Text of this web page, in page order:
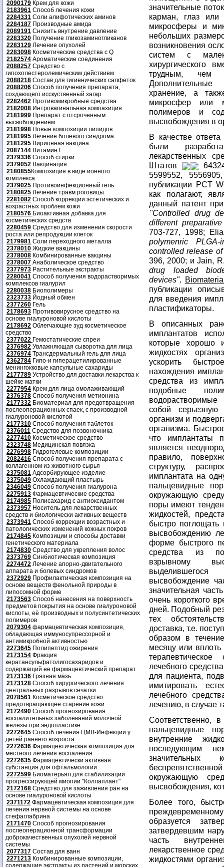
2090179 Крем для кожи
2183961 Способ лечения кожи
2284331 Соли алифотических аминов
2284187 Производные амида
2089191 Снизить внутрение давление
2283320 Получение гликозаминогликанов
2283129 Лечение опухолей
2283098 Косметические средства с Q
2182574 Ароматические соединения
2088257 Средство с
гипохолестеролемическим действием
2088218 Состав для гигиенических салфеток
2088206 Способ получения препарата,
создающего исскуственный загар
2282462 Противомикробные средства
2182008 Интровагинальная компазиция
2181999 Препарат с отсроченным
высвобождением
2181998 Новые композиции липидов
2181995 Лечение болевого синдрома
2181295 Вирионная вакцина
2087144 Витамин Е
2379336 Способ стирки
2379052 Вакцинация
2180855Композиция в виде ионного
комплекса
2379025 Противоинфекционный гель
2180825 Лечение травм роговицы
2281082 Способ коррекции эстетических и
возрастных проблем кожи
2180576 Биоактивная добавка для
косметических средств
2280459 Средство для изменения скорости
роста или репродукции клеток
2179981 Соли переходного металла
2378010 Жидкие вакцины
2378008 Комбинированные вакцины
2378007 Анаболическое средство
2377973 Растительные экстракты
2280041 Способ получения водорастворимых
комплексов гиалурил
2280038 Биополимеры
2323733 Йодный обмен
2377260 Гель
2178693 Противовирусное средство на
основе гиалуроновой кислоты
2178692 Облегчающие зуд косметическое
средство
2377022 Гемостатические спреи
2376982 Увлажняющая сыворотка для лица
2376974 Трансдермальный гель для лица
2362784 Гипо-и гиперацетилированные
менингокковые капсульные сахариды
2177789 Устройство для доставки лекарства к
шейке матки
2277954 Крем для лица омолаживающий
2376378 Способ получения метионина
2177332 Биоматериал для предотвращения
послеоперационных спаек, с производной
гиалуроновой кислотой
2177310 Способ получения таблеток
2376011 Средство для позвоночника
2277410 Косметическое средство
2323748 Медицинская повязка
2276998 Гидрогелевые композиции
2082416 Способ получения препарата с
коллагенном из животного сырья
2375081 Адсорбирующее изделие
2375049 Охлаждающий пластырь
2346049 Способ получения гиалурона
2275913 Фармацевтические средства
2174985 Полисахарид с антиоксидантом
2373957 Носитель для лекарственных
средств и биологически активных веществ
2373941 Способ коррекции возрастных и
патологических изменений кожных покров
2174845 Композиции и способы доставки
генетического материала
2174830 Средство для укрепления волос
2373769 Синбиотическая композиция
2274472 Лечение апорно-двигательного
аппарата и болевых синдромов
2372929 Профилактическая композиция на
основе веществ фенольной природы в
липосомной форме
2173563 Способ нанесения на поверхность
предметов покрытия на основе гиалуроновой
кислоты, её производных и полусинтетических
полимеров
2079304 фармацевтическая композиция,
обладающая иммуносупрессорной и
антимикробной активностью
2273645 Полипептид ожирения
2173154 Фракция
кератансульфатолигосахаридов и
содержащий ее фармацевтический препарат
2173136 Грязная мазь
2173128 Способ хирургического лечения
центральных разрывов сечатки
2078561 Косметическое средство
предотвращающее старение кожи
2172490 Способ прогнозирования
воспалительных заболеваний молочной
железы при эндопластике
2272645 Способ лечения ЦМВ-Инфекции у
детей раннего возроста
2272636 Фармацевтическая композиция для
местного лечения воспаления
2272635 Фармацевтически активная
субстанция для офтальмологии
2272599 Биоматерьял для стабилизации
прогрессирующей миопии "Коллаплант"
2172168 Средство для заживления ран на
основе гиалуроновой кислоты
2371172 Фармацевтическая композиция для
лечения нервной системы на основе
стефаглабрина
2171470 Способ прогнозирования
послеоперационной трансформации
доброкачественных опухолей нервной
системы
2077317 Состав для ванн
2271213 Комбинированные композиции,
содержащие экстракты из растений и морских
значительные
карман, глаз
микросферы и
небольших
возникновения
систем с
хирургического
трудным, чем
Дополнительные
хранение, а
микросфер или
полимеров и
высвобождения в
В качестве
были
лекарственных
Штатов
5599552,
публикации PCT
как полагают,
данный патент
"Controlled drug
different
703-727, 1998;
polymenric
controlled release
396, 2000; и Jain,
drug loaded
devices",
публикации
для введения
пластификаторы.
В описанных
имплантатов
которые хорошо
жидкостях
ускорить
нахождения
средства из
подобные
собой серьезную
организм и
организма.
что имплантаты
является
правило,
структуру,
имплантата на
пальцевидные
окружающую
поры имеют
жидкостей,
быстро поглощать
высвобождению
форме быстрого
средства из
взрывному
высвобождение
значительная
очень короткого
дней. Подобный
тех
доставка, т.е.
образом в
месяцу или вплоть
лечебного
для пациента,
имитировать
лечебного
лечению, в случае
Соответственно,
пальцевидные
внутренние
последующим
значительных
окружающую
высвобождения,
Более того,
образуется
затвердевшим
часть
лекарственное
жидкостями